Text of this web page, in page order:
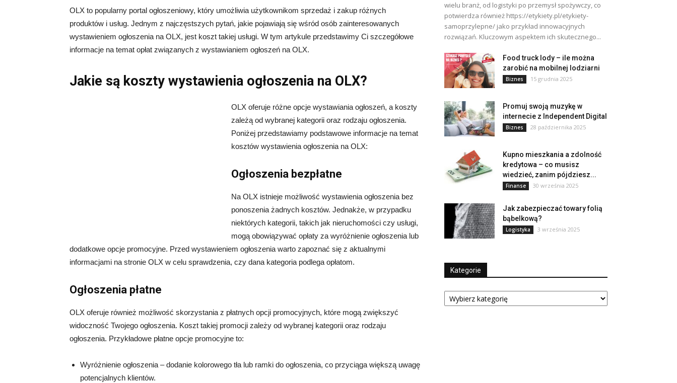
OLX to popularny portal ogłoszeniowy, który umożliwia użytkownikom sprzedaż i zakup różnych
produktów i usług. Jednym z najczęstszych pytań, jakie pojawiają się wśród osób zainteresowanych
wystawieniem ogłoszenia na OLX, jest koszt takiej usługi. W tym artykule przedstawimy Ci szczegółowe
informacje na temat opłat związanych z wystawianiem ogłoszeń na OLX.
Jakie są koszty wystawienia ogłoszenia na OLX?
OLX oferuje różne opcje wystawiania ogłoszeń, a koszty
zależą od wybranej kategorii oraz rodzaju ogłoszenia.
Poniżej przedstawiamy podstawowe informacje na temat
kosztów wystawienia ogłoszenia na OLX:
Ogłoszenia bezpłatne
Na OLX istnieje możliwość wystawienia ogłoszenia bez
ponoszenia żadnych kosztów. Jednakże, w przypadku
niektórych kategorii, takich jak nieruchomości czy usługi,
mogą obowiązywać opłaty za wyróżnienie ogłoszenia lub
dodatkowe opcje promocyjne. Przed wystawieniem ogłoszenia warto zapoznać się z aktualnymi
informacjami na stronie OLX w celu sprawdzenia, czy dana kategoria podlega opłatom.
Ogłoszenia płatne
OLX oferuje również możliwość skorzystania z płatnych opcji promocyjnych, które mogą zwiększyć
widoczność Twojego ogłoszenia. Koszt takiej promocji zależy od wybranej kategorii oraz rodzaju
ogłoszenia. Przykładowe płatne opcje promocyjne to:
Wyróżnienie ogłoszenia – dodanie kolorowego tła lub ramki do ogłoszenia, co przyciąga większą uwagę
potencjalnych klientów.
wielu branż, od logistyki po przemysł spożywczy, co
potwierdza również https://etykiety.pl/etykiety-
samoprzylepne/ jako przykład innowacyjnych
rozwiązań. Kluczowym aspektem ich skutecznego...
Food truck lody – ile można
zarobić na mobilnej lodziarni
Biznes 15 grudnia 2025
Promuj swoją muzykę w
internecie z Independent Digital
Biznes 28 października 2025
Kupno mieszkania a zdolność
kredytowa – co musisz
wiedzieć, zanim pójdziesz...
Finanse 30 września 2025
Jak zabezpieczać towary folią
bąbelkową?
Logistyka 3 września 2025
Kategorie
Kategorie